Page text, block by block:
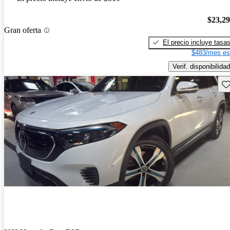
Gran oferta
El precio incluye tasas
$483/mes
Verif. disponibilidad